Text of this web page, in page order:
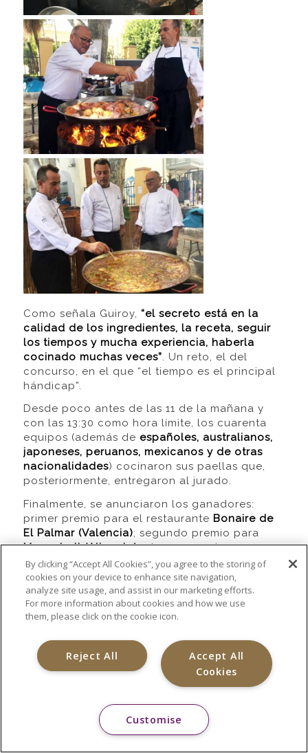
Como señala Guiroy, “el secreto está en la
calidad de los ingredientes, la receta, seguir
los tiempos y mucha experiencia, haberla
cocinado muchas veces”. Un reto, el del
concurso, en el que “el tiempo es el principal
hándicap”.
Desde poco antes de las 11 de la mañana y
con las 13:30 como hora límite, los cuarenta
equipos (además de españoles, australianos,
japoneses, peruanos, mexicanos y de otras
nacionalidades) cocinaron sus paellas que,
posteriormente, entregaron al jurado.
Finalmente, se anunciaron los ganadores:
primer premio para el restaurante Bonaire de
El Palmar (Valencia); segundo premio para
Monastrell (Alicante)y tercer premio para
Casa Granero, de Serra (Valencia).
Pese a no conseguir ninguno de los premios,
el equipo deCompass Group mostró su
satisfacción por el trabajo realizado
suya en la mejor paella del mundo.
By clicking “Accept All Cookies”, you agree to the storing of
cookies on your device to enhance site navigation,
analyze site usage, and assist in our marketing efforts.
For more information about cookies and how we use
them, please click on the cookie icon.
Accept All
Cookies
Reject All
Customise